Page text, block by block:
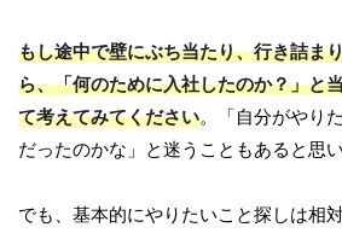
もし途中で壁にぶち当たり、行き詰ま
ら、「何のために入社したのか？」と
て考えてみてください。「自分がやり
だったのかな」と迷うこともあると思い
でも、基本的にやりたいこと探しは相